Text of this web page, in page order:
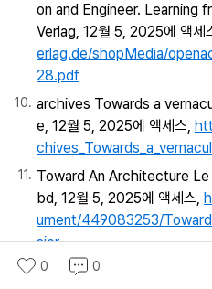
on and Engineer.
Verlag, 12월 5, 2025에 액세
erlag.de/shopMedia/
28.pdf
archives Towards a
e, 12월 5, 2025에 액세스,
Toward An Architecture
bd, 12월 5, 2025에 액세스,
ument/449083253/
sier
(PDF) Framing Colomina -
0 0